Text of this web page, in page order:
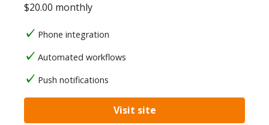
$20.00 monthly
Phone integration
Automated workflows
Push notifications
Visit site